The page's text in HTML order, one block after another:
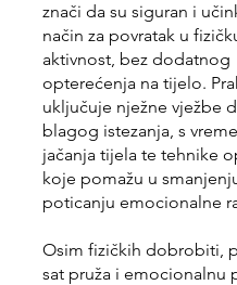
znači da su siguran i
način za povratak u
aktivnost, bez dodatnog
opterećenja na tijelo.
uključuje nježne vježbe
blagog istezanja, s
jačanja tijela te tehnike
koje pomažu u
poticanju emocionalne
Osim fizičkih dobrobiti,
sat pruža i emocionalnu